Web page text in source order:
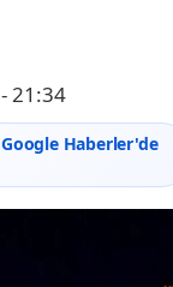
21:34
Haberler'de